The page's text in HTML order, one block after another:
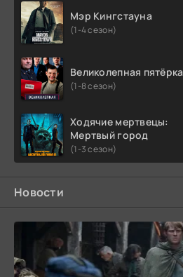
Мэр Кингстауна
(1-4 сезон)
Великолепная пятёрка
(1-8 сезон)
Ходячие мертвецы:
Мертвый город
(1-3 сезон)
Новости